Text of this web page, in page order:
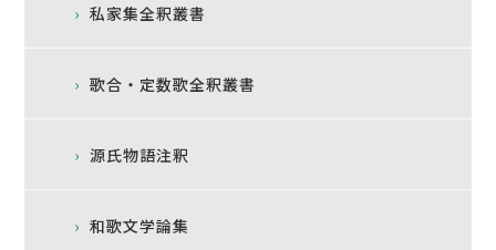
私家集全釈叢書
歌合・定数歌全釈叢書
源氏物語注釈
和歌文学論集